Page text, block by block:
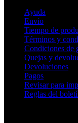
Ayuda
Envío
Tiempo de
Términos y
Condiciones de
Quejas y
Devoluciones
Pagos
Revisar para
Reglas del